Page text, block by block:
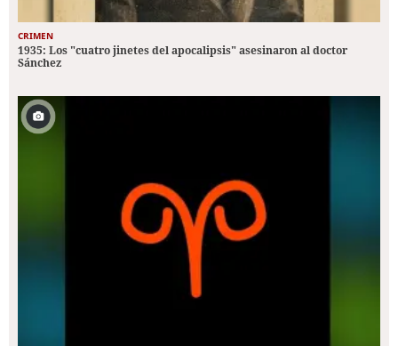
CRIMEN
1935: Los "cuatro jinetes del apocalipsis" asesinaron al doctor
Sánchez